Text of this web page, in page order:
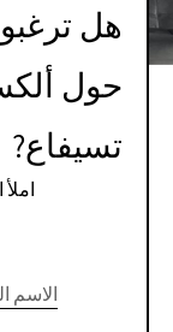
هل
تسيفاع?
الاسم
are